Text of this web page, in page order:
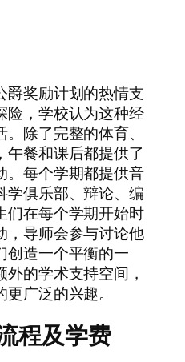
爵奖励计划的热情支
险，学校认为这种经
除了完整的体育、
餐和课后都提供了
。每个学期都提供音
学俱乐部、辩论、编
们在每个学期开始时
，导师会参与讨论他
创造一个平衡的一
的学术支持空间，
广泛的兴趣。
程及学费